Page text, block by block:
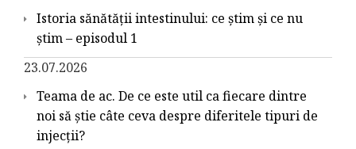
Istoria sănătății intestinului: ce știm și ce nu
știm – episodul 1
23.07.2026
Teama de ac. De ce este util ca fiecare dintre
noi să știe câte ceva despre diferitele tipuri de
injecții?